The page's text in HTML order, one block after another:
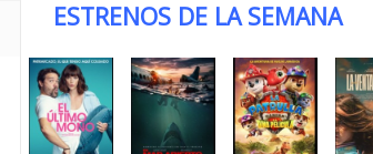
ESTRENOS DE LA SEMANA